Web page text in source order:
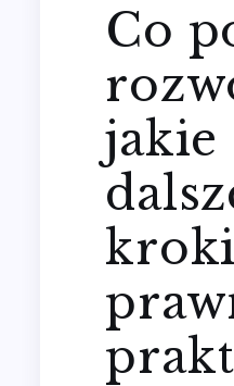
Co
jakie
kroki